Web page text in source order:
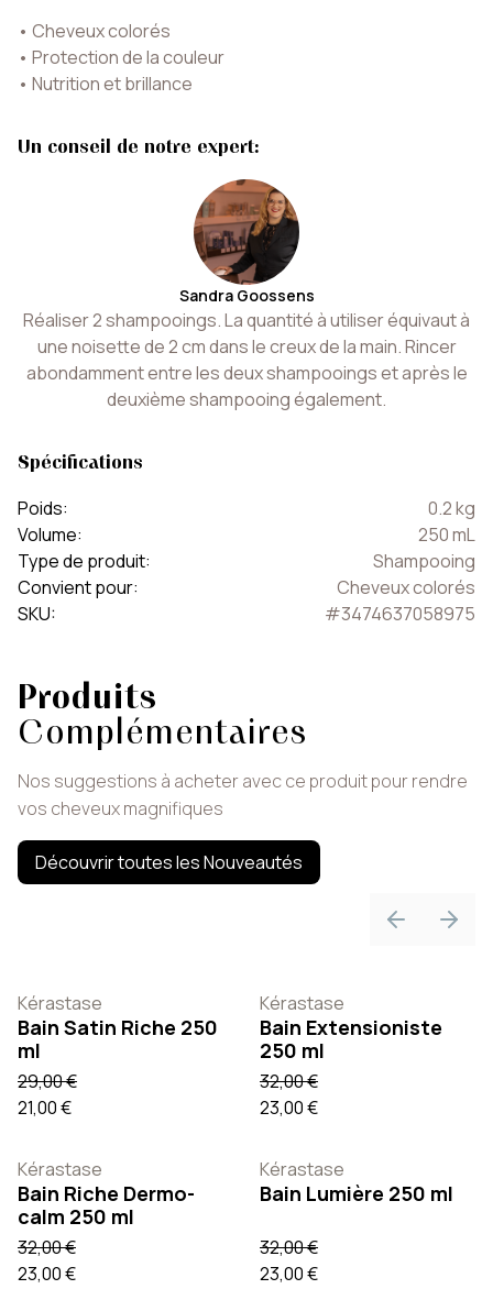
• Cheveux colorés
• Protection de la couleur
• Nutrition et brillance
Un conseil de notre expert:
Sandra Goossens
Réaliser 2 shampooings. La quantité à utiliser équivaut à
une noisette de 2 cm dans le creux de la main. Rincer
abondamment entre les deux shampooings et après le
deuxième shampooing également.
Spécifications
Poids: 0.2kg
Volume: 250mL
Type de produit:
Shampooing
Convient pour:
Cheveux colorés
SKU: #3474637058975
Produits
Complémentaires
Nos suggestions à acheter avec ce produit pour rendre
vos cheveux magnifiques
Découvrir toutes les Nouveautés
PreviousNext
Kérastase
Bain Satin Riche 250
ml
29,00 €
21,00 €
Kérastase
Bain Extensioniste
250 ml
32,00 €
23,00 €
Kérastase
Bain Riche Dermo-
calm 250 ml
32,00 €
23,00 €
Kérastase
Bain Lumière 250 ml
32,00 €
23,00 €